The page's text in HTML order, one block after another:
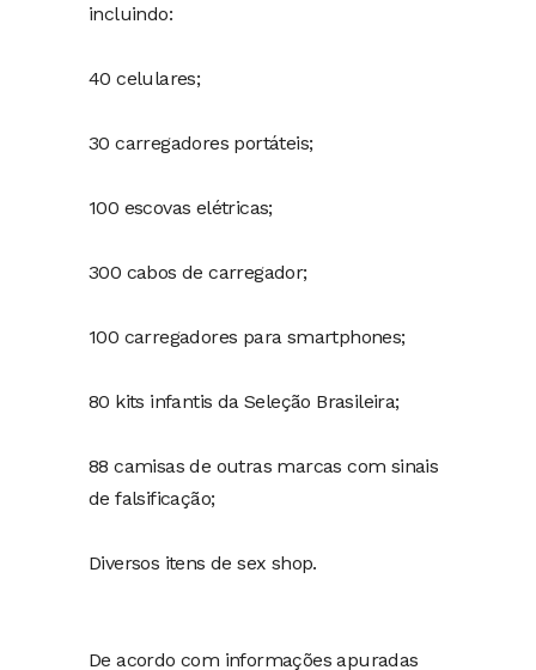
incluindo:
40 celulares;
30 carregadores portáteis;
100 escovas elétricas;
300 cabos de carregador;
100 carregadores para smartphones;
80 kits infantis da Seleção Brasileira;
88 camisas de outras marcas com sinais
de falsificação;
Diversos itens de sex shop.
De acordo com informações apuradas